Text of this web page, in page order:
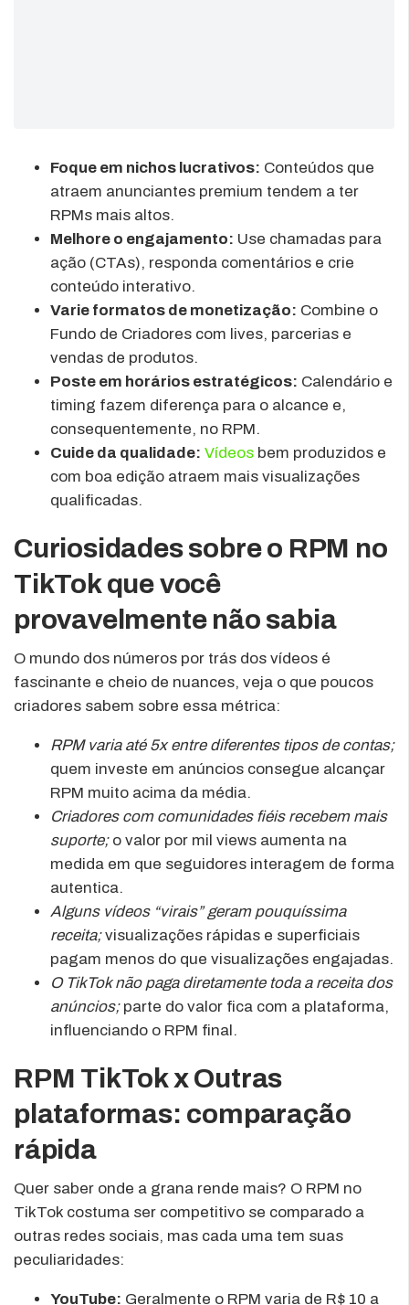
Foque em nichos lucrativos: Conteúdos que
atraem anunciantes premium tendem a ter
RPMs mais altos.
Melhore o engajamento: Use chamadas para
ação (CTAs), responda comentários e crie
conteúdo interativo.
Varie formatos de monetização: Combine o
Fundo de Criadores com lives, parcerias e
vendas de produtos.
Poste em horários estratégicos: Calendário e
timing fazem diferença para o alcance e,
consequentemente, no RPM.
Cuide da qualidade: Vídeos bem produzidos e
com boa edição atraem mais visualizações
qualificadas.
Curiosidades sobre o RPM no
TikTok que você
provavelmente não sabia
O mundo dos números por trás dos vídeos é
fascinante e cheio de nuances, veja o que poucos
criadores sabem sobre essa métrica:
RPM varia até 5x entre diferentes tipos de contas;
quem investe em anúncios consegue alcançar
RPM muito acima da média.
Criadores com comunidades fiéis recebem mais
suporte;o valor por mil views aumenta na
medida em que seguidores interagem de forma
autentica.
Alguns vídeos “virais” geram pouquíssima
receita;visualizações rápidas e superficiais
pagam menos do que visualizações engajadas.
O TikTok não paga diretamente toda a receita dos
anúncios;parte do valor fica com a plataforma,
influenciando o RPM final.
RPM TikTok x Outras
plataformas: comparação
rápida
Quer saber onde a grana rende mais? O RPM no
TikTok costuma ser competitivo se comparado a
outras redes sociais, mas cada uma tem suas
peculiaridades:
YouTube: Geralmente o RPM varia de R$ 10 a